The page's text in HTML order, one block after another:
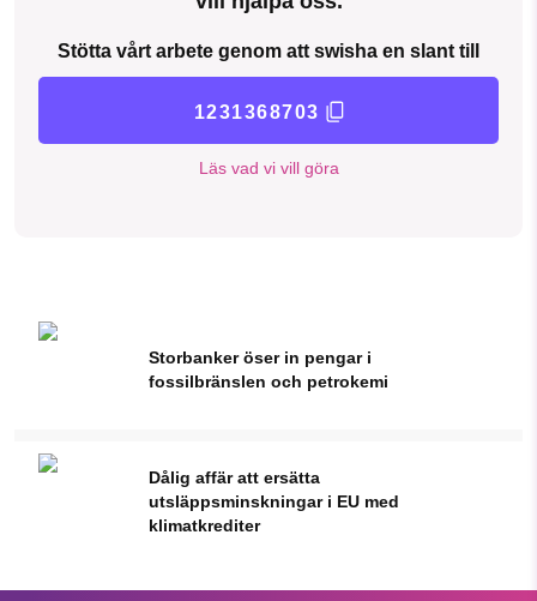
Stötta vårt arbete genom att swisha en slant till
1231368703
Läs vad vi vill göra
Storbanker öser in pengar i
fossilbränslen och petrokemi
Dålig affär att ersätta
utsläppsminskningar i EU med
klimatkrediter